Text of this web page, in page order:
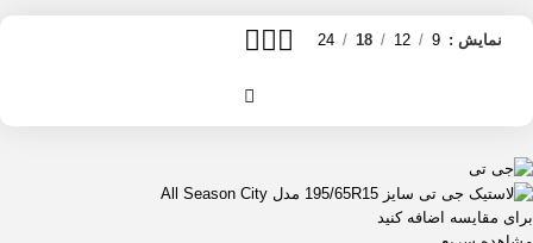
نمایش 9
12
18
24
برای مقایسه اضافه کنید